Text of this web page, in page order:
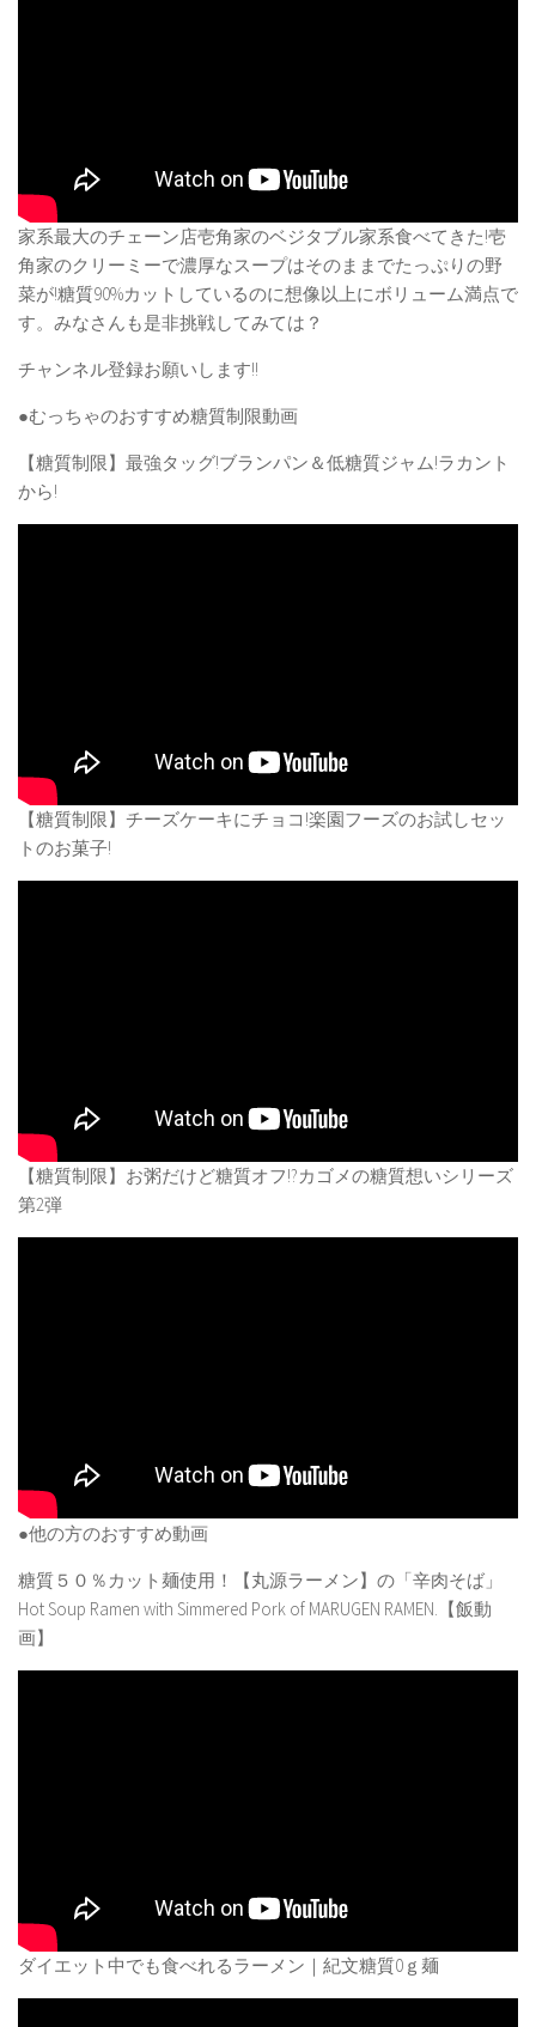
家系最大のチェーン店壱角家のベジタブル家系食べてきた!壱
角家のクリーミーで濃厚なスープはそのままでたっぷりの野
菜が!糖質90%カットしているのに想像以上にボリューム満点で
す。みなさんも是非挑戦してみては？
チャンネル登録お願いします!!
●むっちゃのおすすめ糖質制限動画
【糖質制限】最強タッグ!ブランパン＆低糖質ジャム!ラカント
から!
【糖質制限】チーズケーキにチョコ!楽園フーズのお試しセッ
トのお菓子!
【糖質制限】お粥だけど糖質オフ!?カゴメの糖質想いシリーズ
第2弾
●他の方のおすすめ動画
糖質５０％カット麺使用！【丸源ラーメン】の「辛肉そば」
Hot Soup Ramen with Simmered Pork of MARUGEN RAMEN.【飯動
画】
ダイエット中でも食べれるラーメン｜紀文糖質0ｇ麺